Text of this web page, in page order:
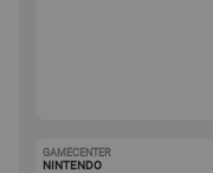
GAMECENTER
NINTENDO